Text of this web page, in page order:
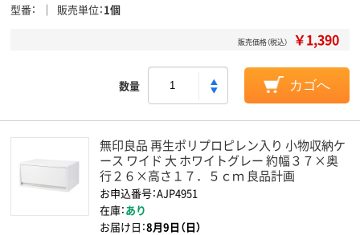
型番 販売単位 1個
販売価格（税込） ￥1,390
数量 カゴへ
無印良品 再生ポリプロピレン入り 小物収納ケ
ース ワイド 大 ホワイトグレー 約幅３７×奥
行２６×高さ１７．５ｃｍ 良品計画
お申込番号：AJP4951
在庫：あり
お届け日：8月9日（日）